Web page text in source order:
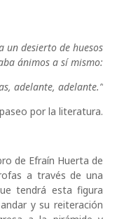
un desierto de huesos
ánimos a sí mismo:
adelante, adelante.”
por la literatura.
de Efraín Huerta de
a través de una
tendrá esta figura
y su reiteración